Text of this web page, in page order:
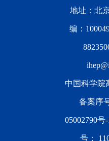
地址：北
编：
中国科学院
备案序
05002790号-
号：